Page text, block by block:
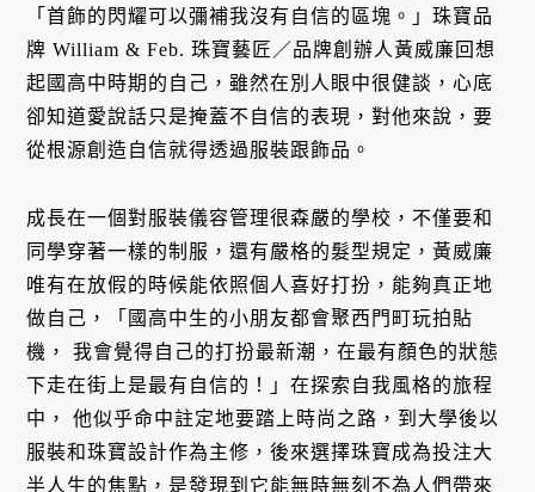
「首飾的閃耀可以彌補我沒有自信的區塊。」珠寶品
牌 William & Feb. 珠寶藝匠／品牌創辦人黃威廉回想
起國高中時期的自己，雖然在別人眼中很健談，心底
卻知道愛說話只是掩蓋不自信的表現，對他來說，要
從根源創造自信就得透過服裝跟飾品。
成長在一個對服裝儀容管理很森嚴的學校，不僅要和
同學穿著一樣的制服，還有嚴格的髮型規定，黃威廉
唯有在放假的時候能依照個人喜好打扮，能夠真正地
做自己，「國高中生的小朋友都會聚西門町玩拍貼
機， 我會覺得自己的打扮最新潮，在最有顏色的狀態
下走在街上是最有自信的！」在探索自我風格的旅程
中， 他似乎命中註定地要踏上時尚之路，到大學後以
服裝和珠寶設計作為主修，後來選擇珠寶成為投注大
半人生的焦點，是發現到它能無時無刻不為人們帶來